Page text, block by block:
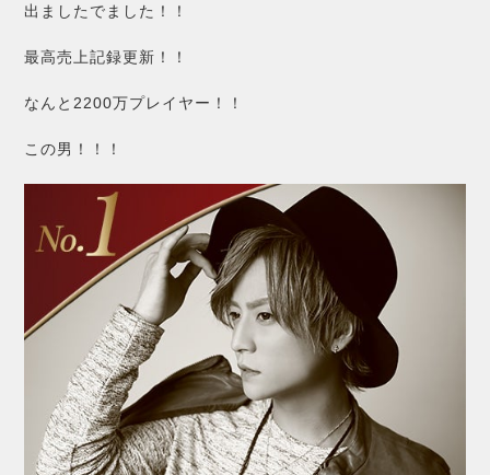
出ましたでました！！
最高売上記録更新！！
なんと2200万プレイヤー！！
この男！！！